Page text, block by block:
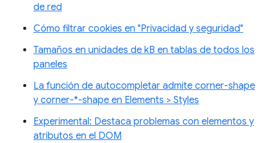
de red
Cómo filtrar cookies en "Privacidad y seguridad"
Tamaños en unidades de kB en tablas de todos los
paneles
La función de autocompletar admite corner-shape
y corner-*-shape en Elements > Styles
Experimental: Destaca problemas con elementos y
atributos en el DOM